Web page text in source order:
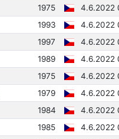
1975
4.6.2022
1993
4.6.2022
1997
4.6.2022
1989
4.6.2022
1975
4.6.2022
1979
4.6.2022
1984
4.6.2022
1985
4.6.2022